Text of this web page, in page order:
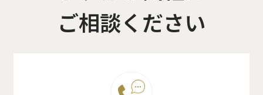
ご相談ください